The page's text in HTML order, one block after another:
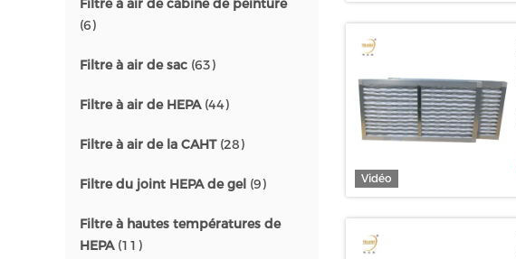
Filtre à air de cabine de peinture
(6)
Filtre à air de sac (63)
Filtre à air de HEPA(44)
Filtre à air de la CAHT(28)
Filtre du joint HEPA de gel (9)
Filtre à hautes températures de
HEPA(11)
Vidéo